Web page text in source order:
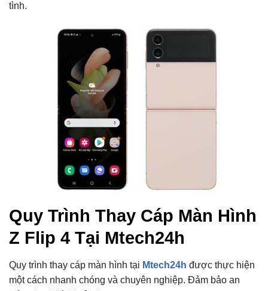
tình.
Quy Trình Thay Cáp Màn Hình
Z Flip 4 Tại Mtech24h
Quy trình thay cáp màn hình tại Mtech24h được thực hiện
một cách nhanh chóng và chuyên nghiệp. Đảm bảo an